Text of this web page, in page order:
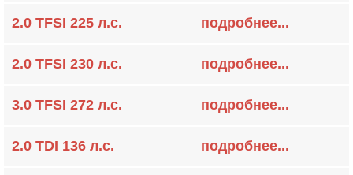
2.0 TFSI 225 л.с. подробнее...
2.0 TFSI 230 л.с. подробнее...
3.0 TFSI 272 л.с. подробнее...
2.0 TDI 136 л.с. подробнее...